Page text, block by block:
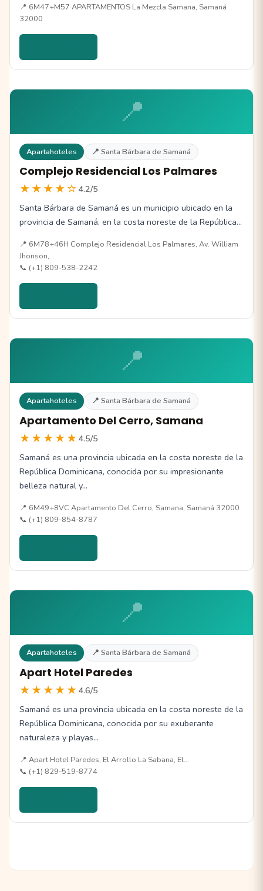
📍 6M47+M57 APARTAMENTOS La Mezcla Samana, Samaná
32000
📍
Apartahoteles 📍 Santa Bárbara de Samaná
Complejo Residencial Los Palmares
★★★★☆ 4.2/5
Santa Bárbara de Samaná es un municipio ubicado en la
provincia de Samaná, en la costa noreste de la República…
📍 6M78+46H Complejo Residencial Los Palmares, Av. William
Jhonson,…
📞 (+1) 809-538-2242
📍
Apartahoteles 📍 Santa Bárbara de Samaná
Apartamento Del Cerro, Samana
★★★★★ 4.5/5
Samaná es una provincia ubicada en la costa noreste de la
República Dominicana, conocida por su impresionante
belleza natural y…
📍 6M49+8VC Apartamento Del Cerro, Samana, Samaná 32000
📞 (+1) 809-854-8787
📍
Apartahoteles 📍 Santa Bárbara de Samaná
Apart Hotel Paredes
★★★★★ 4.6/5
Samaná es una provincia ubicada en la costa noreste de la
República Dominicana, conocida por su exuberante
naturaleza y playas…
📍 Apart Hotel Paredes, El Arrollo La Sabana, El…
📞 (+1) 829-519-8774